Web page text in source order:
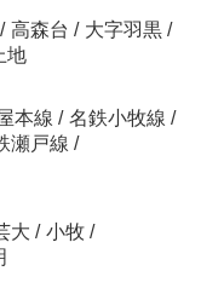
/ 高森台 / 大字羽黒 /
地
本線 / 名鉄小牧線 /
瀬戸線 /
大 / 小牧 /